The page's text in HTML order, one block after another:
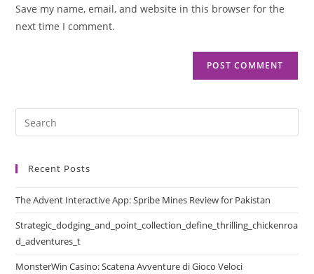
Save my name, email, and website in this browser for the
next time I comment.
Recent Posts
The Advent Interactive App: Spribe Mines Review for Pakistan
Strategic_dodging_and_point_collection_define_thrilling_chickenroa
d_adventures_t
MonsterWin Casino: Scatena Avventure di Gioco Veloci